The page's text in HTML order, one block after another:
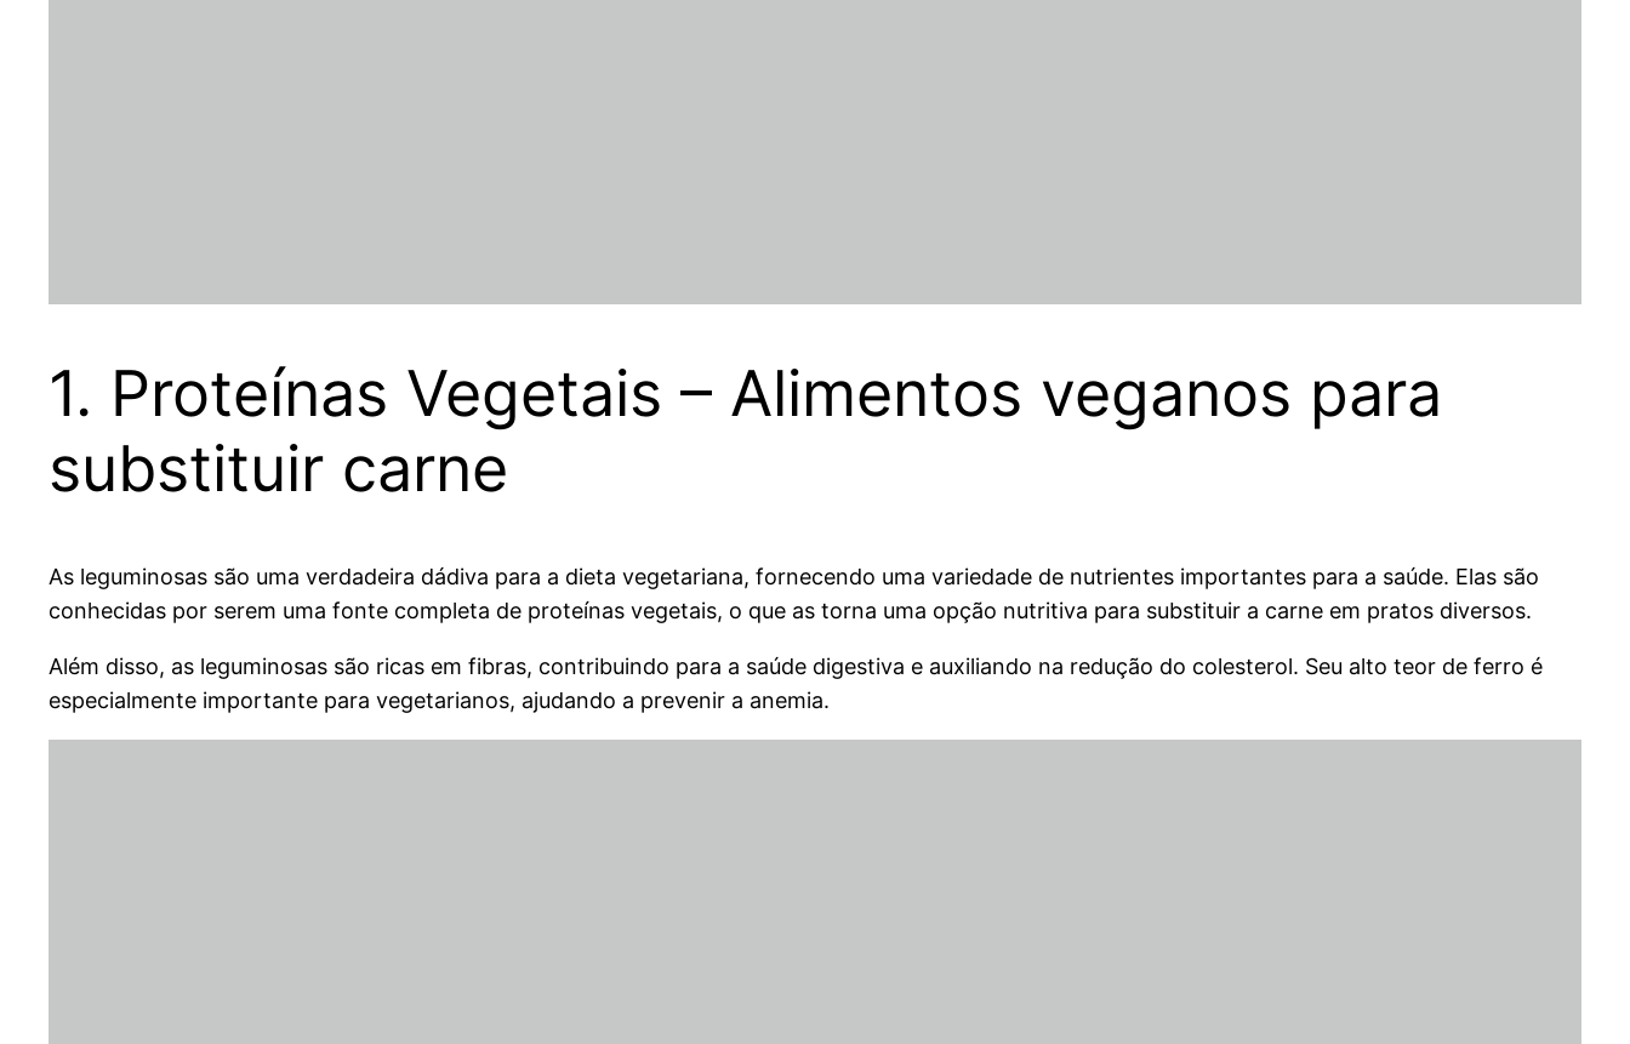
1. Proteínas Vegetais – Alimentos veganos para
substituir carne
As leguminosas são uma verdadeira dádiva para a dieta vegetariana, fornecendo uma variedade de nutrientes importantes para a saúde. Elas são
conhecidas por serem uma fonte completa de proteínas vegetais, o que as torna uma opção nutritiva para substituir a carne em pratos diversos.
Além disso, as leguminosas são ricas em fibras, contribuindo para a saúde digestiva e auxiliando na redução do colesterol. Seu alto teor de ferro é
especialmente importante para vegetarianos, ajudando a prevenir a anemia.